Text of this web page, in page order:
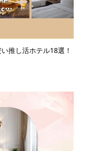
推し活ホテル18選！